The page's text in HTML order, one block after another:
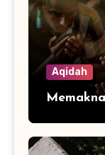
Aqidah